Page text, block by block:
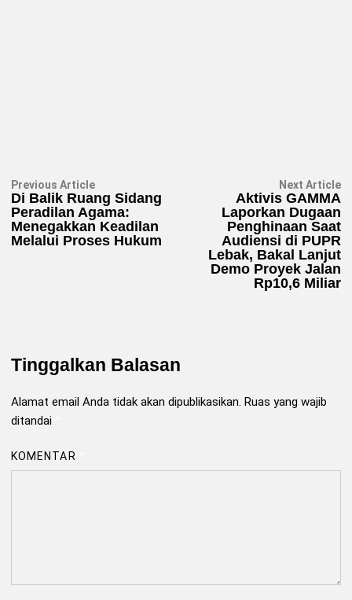
Navigasi
pos
Previous ArticlePrevious
article:
Di Balik Ruang Sidang
Peradilan Agama:
Menegakkan Keadilan
Melalui Proses Hukum
Next Article
Aktivis GAMMA
Laporkan Dugaan
Penghinaan Saat
Audiensi di PUPR
Lebak, Bakal Lanjut
Demo Proyek Jalan
Rp10,6 Miliar
Tinggalkan Balasan
Alamat email Anda tidak akan dipublikasikan. Ruas yang wajib
ditandai
KOMENTAR